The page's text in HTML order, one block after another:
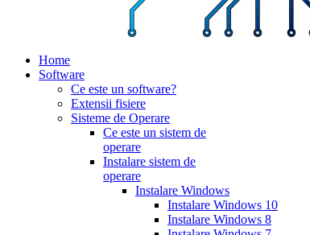
Home
Software
Ce este un software?
Extensii fisiere
Sisteme de Operare
Ce este un sistem de
operare
Instalare sistem de
operare
Instalare Windows
Instalare Windows 10
Instalare Windows 8